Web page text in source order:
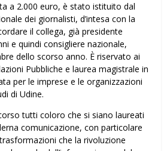
a 2.000 euro, è stato istituito dal
dei giornalisti, d’intesa con la
il collega, già presidente
e quindi consigliere nazionale,
dello scorso anno. È riservato ai
Pubbliche e laurea magistrale in
per le imprese e le organizzazioni
di Udine.
tutti coloro che si siano laureati
comunicazione, con particolare
che la rivoluzione